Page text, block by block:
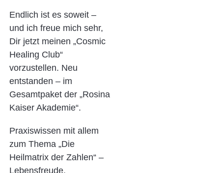
Endlich ist es soweit –
und ich freue mich sehr,
Dir jetzt meinen „Cosmic
Healing Club“
vorzustellen. Neu
entstanden – im
Gesamtpaket der „Rosina
Kaiser Akademie“.
Praxiswissen mit allem
zum Thema „Die
Heilmatrix der Zahlen“ –
Lebensfreude,